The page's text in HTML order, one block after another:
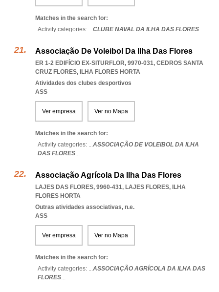
Matches in the search for:
Activity categories: ...CLUBE NAVAL DA ILHA DAS FLORES...
Associação De Voleibol Da Ilha Das Flores
ER 1-2 EDIFÍCIO EX-SITURFLOR, 9970-031, CEDROS SANTA
CRUZ FLORES, ILHA FLORES HORTA
Atividades dos clubes desportivos
ASS
Ver empresa Ver no Mapa
Matches in the search for:
Activity categories: ...ASSOCIAÇÃO DE VOLEIBOL DA ILHA
DAS FLORES...
Associação Agrícola Da Ilha Das Flores
LAJES DAS FLORES, 9960-431, LAJES FLORES, ILHA
FLORES HORTA
Outras atividades associativas, n.e.
ASS
Ver empresa Ver no Mapa
Matches in the search for:
Activity categories: ...ASSOCIAÇÃO AGRÍCOLA DA ILHA DAS
FLORES...